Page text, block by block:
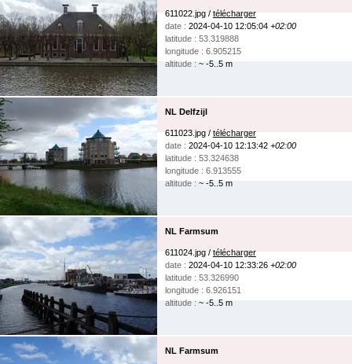
611022.jpg / télécharger
date : 2024-04-10 12:05:04 +02:00
latitude : 53.319888
longitude : 6.905215
altitude :~ -5..5 m
NL Delfzijl
611023.jpg / télécharger
date : 2024-04-10 12:13:42 +02:00
latitude : 53.324638
longitude : 6.913555
altitude :~ -5..5 m
NL Farmsum
611024.jpg / télécharger
date : 2024-04-10 12:33:26 +02:00
latitude : 53.326990
longitude : 6.926151
altitude :~ -5..5 m
NL Farmsum